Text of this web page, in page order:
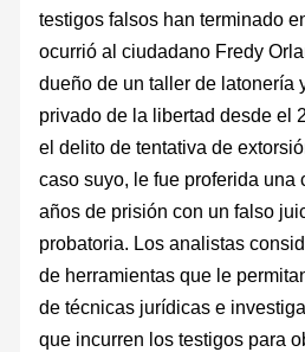
testigos falsos han terminado
ocurrió al ciudadano Fredy
dueño de un taller de latonería
privado de la libertad desde el
el delito de tentativa de
caso suyo, le fue proferida una
años de prisión con un falso
probatoria. Los analistas
de herramientas que le
de técnicas jurídicas e
que incurren los testigos para